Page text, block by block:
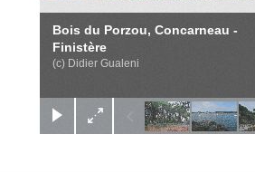
Bois du Porzou, Concarneau -
Finistère
(c) Didier Gualeni